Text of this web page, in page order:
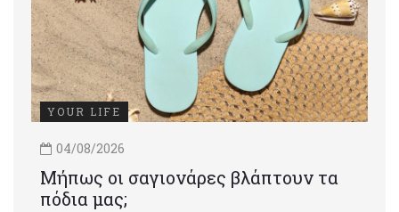
YOUR LIFE
04/08/2026
Μήπως οι σαγιονάρες βλάπτουν τα
πόδια μας;